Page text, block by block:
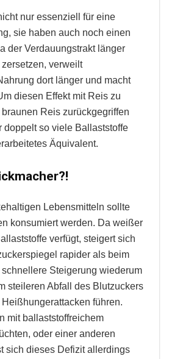
nur essenziell für eine
sie haben auch noch einen
der Verdauungstrakt länger
verweilt
dort länger und macht
diesen Effekt mit Reis zu
Reis zurückgegriffen
doppelt so viele Ballaststoffe
Äquivalent.
Lebensmitteln sollte
konsumiert werden. Da weißer
verfügt, steigert sich
rapider als beim
Steigerung wiederum
steileren Abfall des Blutzuckers
führen.
mit ballaststoffreichem
oder einer anderen
sich dieses Defizit allerdings